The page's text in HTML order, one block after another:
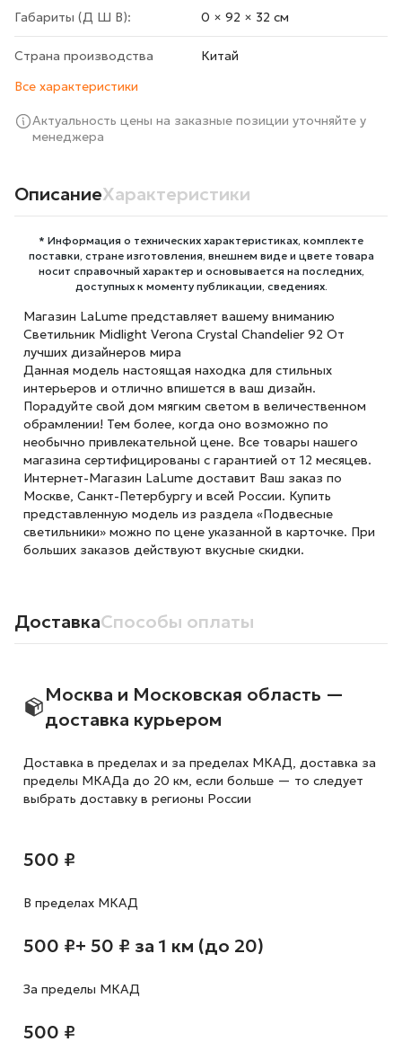
Габариты (Д Ш В): 0 × 92 × 32 cм
Страна производства
Китай
Все характеристики
Актуальность цены на заказные позиции уточняйте у
менеджера
ОписаниеХарактеристики
* Информация о технических характеристиках, комплекте
поставки, стране изготовления, внешнем виде и цвете товара
носит справочный характер и основывается на последних,
доступных к моменту публикации, сведениях.
Магазин LaLume представляет вашему вниманию
Светильник Midlight Verona Crystal Chandelier 92 От
лучших дизайнеров мира
Данная модель настоящая находка для стильных
интерьеров и отлично впишется в ваш дизайн.
Порадуйте свой дом мягким светом в величественном
обрамлении! Тем более, когда оно возможно по
необычно привлекательной цене. Все товары нашего
магазина сертифицированы с гарантией от 12 месяцев.
Интернет-Магазин LaLume доставит Ваш заказ по
Москве, Санкт-Петербургу и всей России. Купить
представленную модель из раздела «Подвесные
светильники» можно по цене указанной в карточке. При
больших заказов действуют вкусные скидки.
ДоставкаСпособы оплаты
Москва и Московская область —
доставка курьером
Доставка в пределах и за пределах МКАД, доставка за
пределы МКАДа до 20 км, если больше — то следует
выбрать доставку в регионы России
500 ₽
В пределах МКАД
500 ₽+ 50 ₽ за 1 км (до 20)
За пределы МКАД
500 ₽